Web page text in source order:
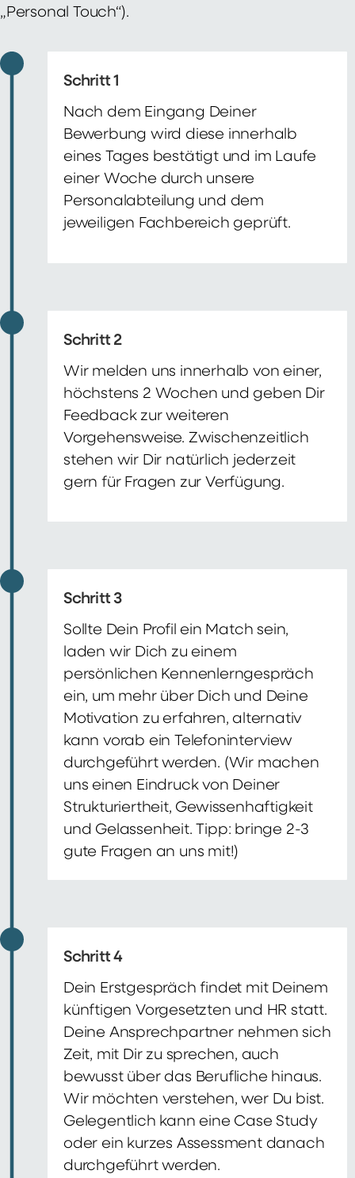
„Personal Touch“).
Schritt 1
Nach dem Eingang Deiner
Bewerbung wird diese innerhalb
eines Tages bestätigt und im Laufe
einer Woche durch unsere
Personalabteilung und dem
jeweiligen Fachbereich geprüft.
Schritt 2
Wir melden uns innerhalb von einer,
höchstens 2 Wochen und geben Dir
Feedback zur weiteren
Vorgehensweise. Zwischenzeitlich
stehen wir Dir natürlich jederzeit
gern für Fragen zur Verfügung.
Schritt 3
Sollte Dein Profil ein Match sein,
laden wir Dich zu einem
persönlichen Kennenlerngespräch
ein, um mehr über Dich und Deine
Motivation zu erfahren, alternativ
kann vorab ein Telefoninterview
durchgeführt werden. (Wir machen
uns einen Eindruck von Deiner
Strukturiertheit, Gewissenhaftigkeit
und Gelassenheit. Tipp: bringe 2-3
gute Fragen an uns mit!)
Schritt 4
Dein Erstgespräch findet mit Deinem
künftigen Vorgesetzten und HR statt.
Deine Ansprechpartner nehmen sich
Zeit, mit Dir zu sprechen, auch
bewusst über das Berufliche hinaus.
Wir möchten verstehen, wer Du bist.
Gelegentlich kann eine Case Study
oder ein kurzes Assessment danach
durchgeführt werden.